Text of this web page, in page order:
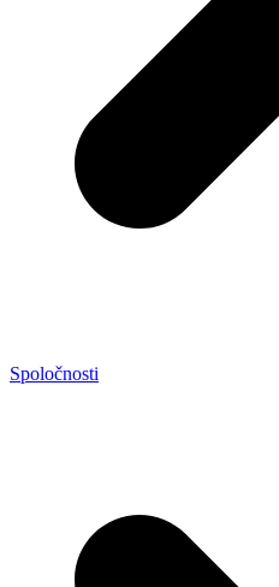
Spoločnosti